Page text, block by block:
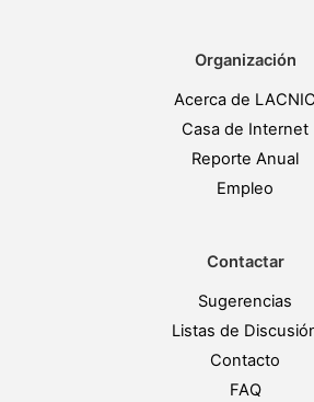
Organización
Acerca de LACNIC
Casa de Internet
Reporte Anual
Empleo
Contactar
Sugerencias
Listas de
Contacto
FAQ